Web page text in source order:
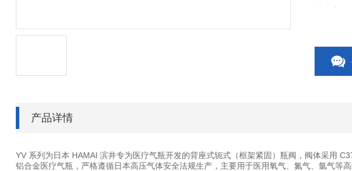
洁净度。
产品详情
YV 系列为日本 HAMAI 滨井专为医疗气瓶开发的背座式轭式（框架紧固）瓶阀 ，阀体采用
铝合金医疗气瓶，严格遵循日本高压气体安全法规生产，主要用于医用氧气、氮气、氩气等